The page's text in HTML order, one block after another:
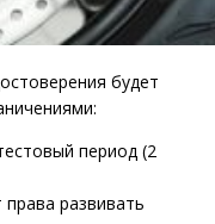
будет
период (2
развивать